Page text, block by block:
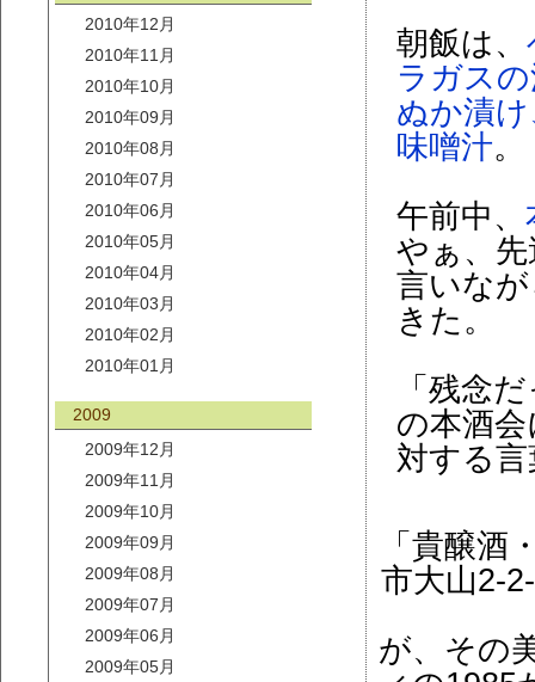
2010年12月
2010年11月
2010年10月
2010年09月
2010年08月
2010年07月
2010年06月
2010年05月
2010年04月
2010年03月
2010年02月
2010年01月
2009
2009年12月
2009年11月
2009年10月
2009年09月
2009年08月
2009年07月
2009年06月
2009年05月
朝飯は、
ラガス
ぬか漬
味噌汁。
午前中、
やぁ、
言いな
きた。
「残念
の本酒
対する
「貴醸
市大山2-
が、その